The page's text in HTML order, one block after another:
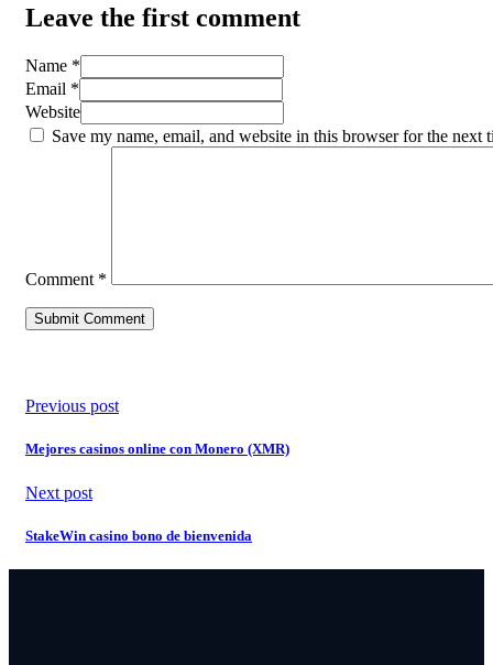
Leave the first comment
Name *
Email *
Website
Save my name, email, and website in this browser for the next
Comment *
Previous post
Mejores casinos online con Monero (XMR)
Next post
StakeWin casino bono de bienvenida